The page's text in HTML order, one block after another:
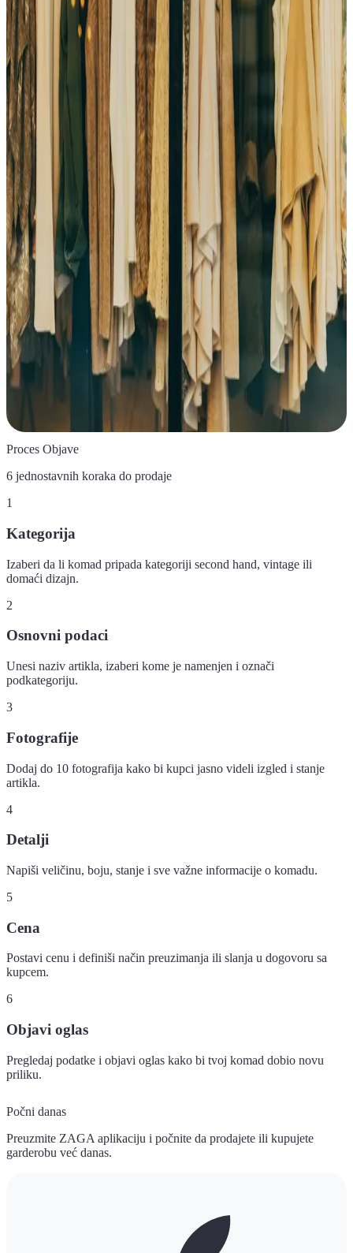
Vintage
Vintage komadi nose duh prošlih vremena i kvalitet koji se ne
ponavlja. Izaberi garderobu sa karakterom i istorijom.
Saznaj više
Proces Objave
6 jednostavnih koraka do prodaje
1
Kategorija
Izaberi da li komad pripada kategoriji second hand, vintage ili
domaći dizajn.
2
Osnovni podaci
Unesi naziv artikla, izaberi kome je namenjen i označi
podkategoriju.
3
Fotografije
Dodaj do 10 fotografija kako bi kupci jasno videli izgled i stanje
artikla.
4
Detalji
Napiši veličinu, boju, stanje i sve važne informacije o komadu.
5
Cena
Postavi cenu i definiši način preuzimanja ili slanja u dogovoru sa
kupcem.
6
Objavi oglas
Pregledaj podatke i objavi oglas kako bi tvoj komad dobio novu
priliku.
Počni danas
Preuzmite ZAGA aplikaciju i počnite da prodajete ili kupujete
garderobu već danas.